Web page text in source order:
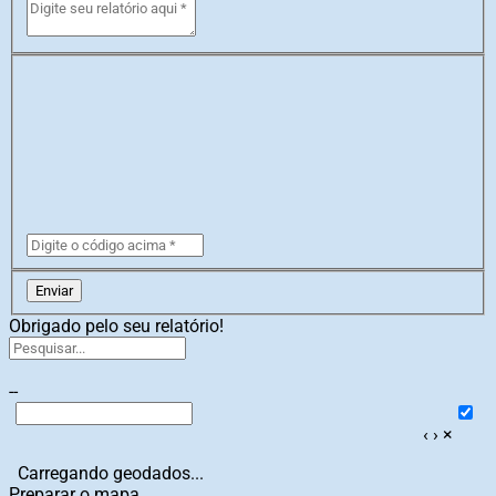
Enviar
Obrigado pelo seu relatório!
--
‹ › ×
Carregando geodados...